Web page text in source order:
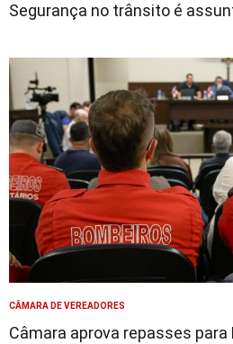
Segurança no trânsito é
CÂMARA DE VEREADORES
Câmara aprova repasses para